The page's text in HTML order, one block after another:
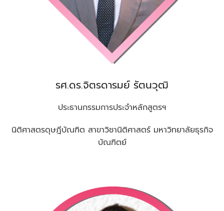
รศ.ดร.จิตรดารมย์ รัตนวุฒิ
ประธานกรรมการประจำหลักสูตรฯ
นิติศาสตรดุษฎีบัณฑิต สาขาวิชานิติศาสตร์ มหาวิทยาลัยธุรกิจ
บัณฑิตย์